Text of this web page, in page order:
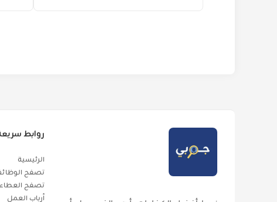
روابط
الرئيسية
تصفح
تصفح
أرباب العمل